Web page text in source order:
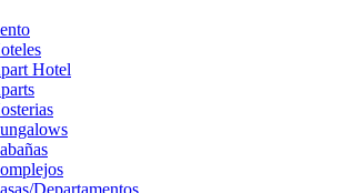
Hotel
Departamentos